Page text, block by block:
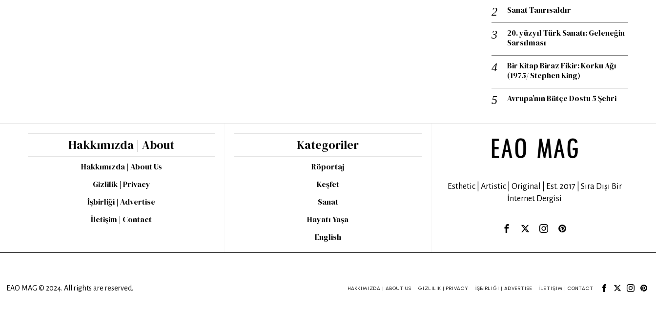
Sanat Tanrısaldır
20. yüzyıl Türk Sanatı: Geleneğin
Sarsılması
Bir Kitap Biraz Fikir: Korku Ağı
(1975/ Stephen King)
Avrupa’nın Bütçe Dostu 5 Şehri
Hakkımızda | About
Hakkımızda | About Us
Gizlilik | Privacy
İşbirliği | Advertise
İletişim | Contact
Kategoriler
Röportaj
Keşfet
Sanat
Hayatı Yaşa
English
Esthetic | Artistic | Original | Est. 2017 | Sıra Dışı Bir
İnternet Dergisi
EAO MAG © 2024. All rights are reserved. HAKKIMIZDA | ABOUT US GIZLILIK | PRIVACY İŞBIRLIĞI | ADVERTISE İLETIŞIM | CONTACT